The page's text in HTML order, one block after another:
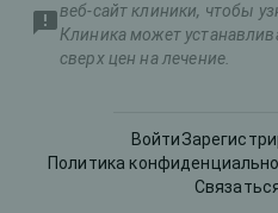
веб-сайт клиники, чтобы
Клиника может
сверх цен на лечение.
Войти
Политика